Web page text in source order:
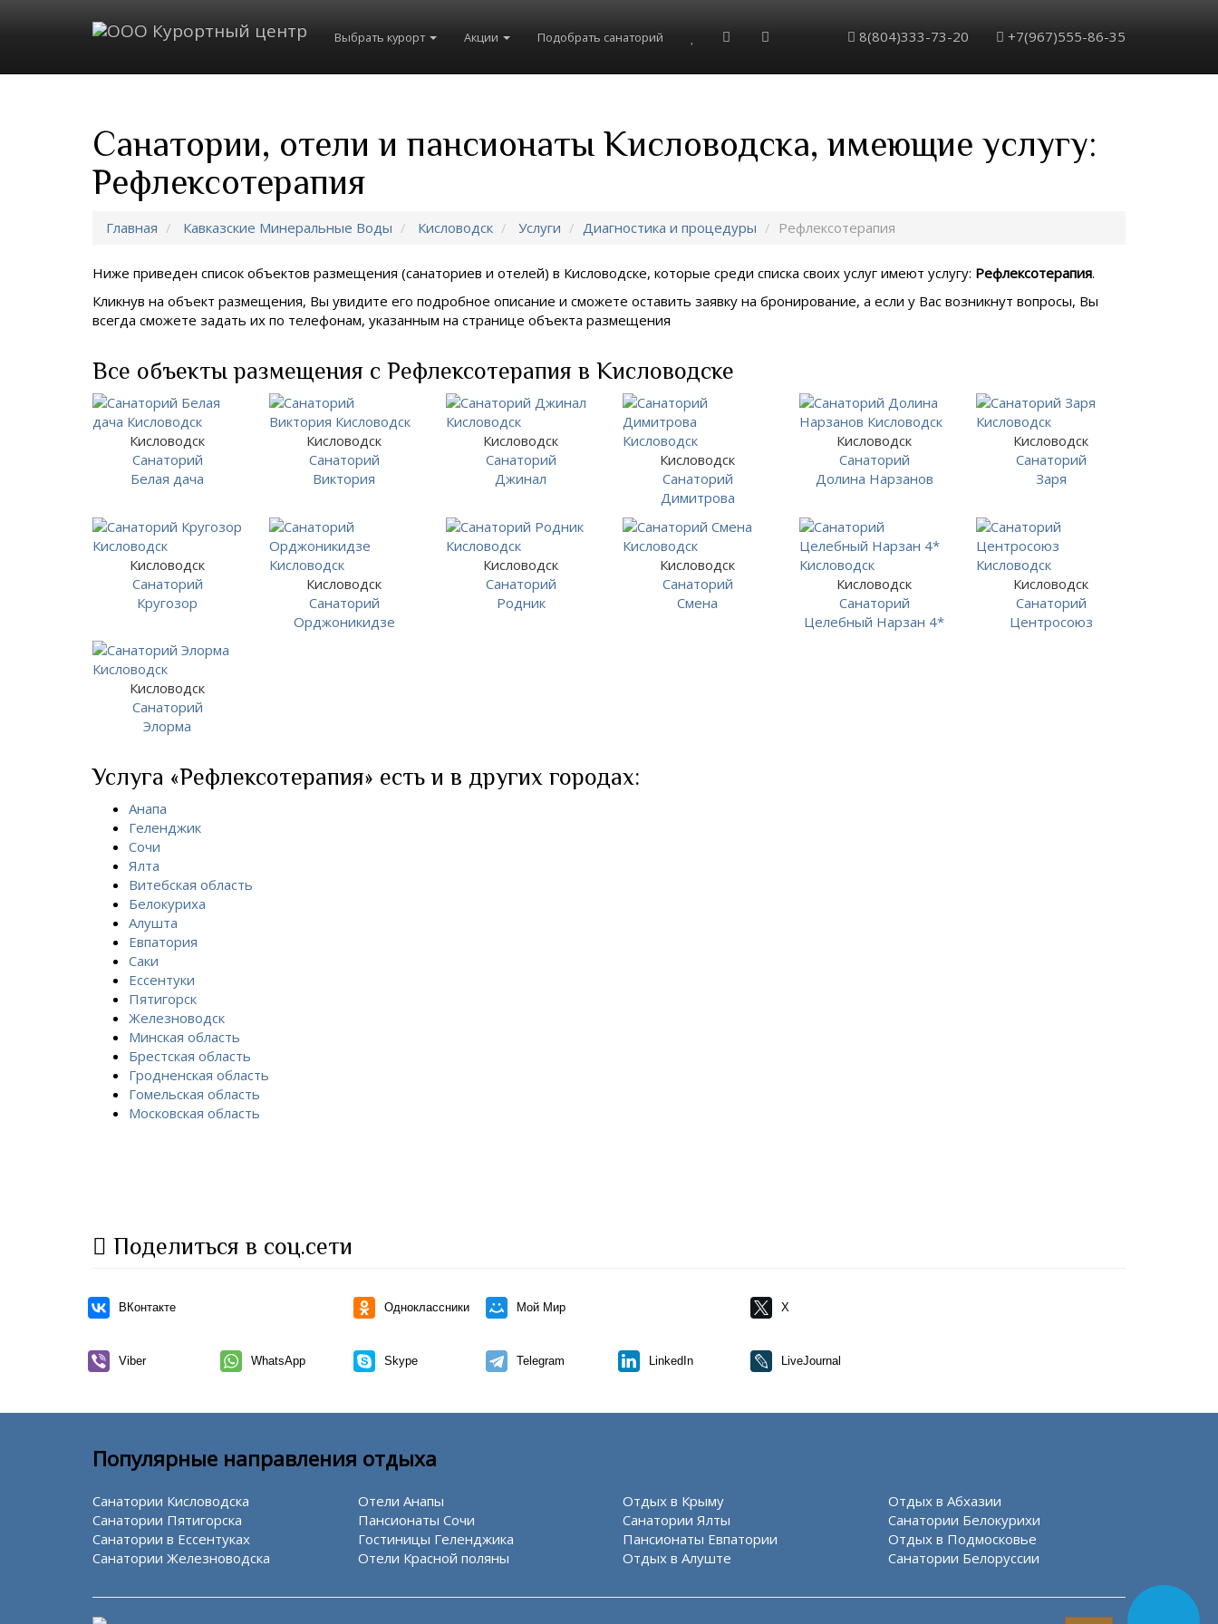
Выбрать курорт Акции Подобрать санаторий 8(804)333-73-20 +7(967)555-86-35
Санатории, отели и пансионаты Кисловодска, имеющие услугу:
Рефлексотерапия
Главная Кавказские Минеральные Воды Кисловодск Услуги Диагностика и процедуры Рефлексотерапия
Ниже приведен список объектов размещения (санаториев и отелей) в Кисловодске, которые среди списка своих услуг имеют услугу: Рефлексотерапия.
Кликнув на объект размещения, Вы увидите его подробное описание и сможете оставить заявку на бронирование, а если у Вас возникнут вопросы, Вы
всегда сможете задать их по телефонам, указанным на странице объекта размещения
Все объекты размещения с Рефлексотерапия в Кисловодске
Кисловодск
Санаторий
Белая дача
Кисловодск
Санаторий
Виктория
Кисловодск
Санаторий
Джинал
Кисловодск
Санаторий
Димитрова
Кисловодск
Санаторий
Долина Нарзанов
Кисловодск
Санаторий
Заря
Кисловодск
Санаторий
Кругозор
Кисловодск
Санаторий
Орджоникидзе
Кисловодск
Санаторий
Родник
Кисловодск
Санаторий
Смена
Кисловодск
Санаторий
Целебный Нарзан 4*
Кисловодск
Санаторий
Центросоюз
Кисловодск
Санаторий
Элорма
Услуга «Рефлексотерапия» есть и в других городах:
Анапа
Геленджик
Сочи
Ялта
Витебская область
Белокуриха
Алушта
Евпатория
Саки
Ессентуки
Пятигорск
Железноводск
Минская область
Брестская область
Гродненская область
Гомельская область
Московская область
Поделиться в соц.сети
ВКонтакте Одноклассники Мой Мир X
Viber WhatsApp Skype Telegram LinkedIn LiveJournal
Популярные направления отдыха
Санатории Кисловодска
Санатории Пятигорска
Санатории в Ессентуках
Санатории Железноводска
Отели Анапы
Пансионаты Сочи
Гостиницы Геленджика
Отели Красной поляны
Отдых в Крыму
Санатории Ялты
Пансионаты Евпатории
Отдых в Алуште
Отдых в Абхазии
Санатории Белокурихи
Отдых в Подмосковье
Санатории Белоруссии